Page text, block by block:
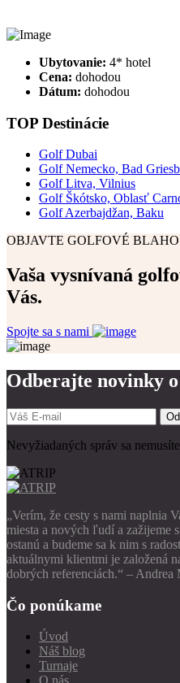
Ubytovanie: 4* hotel
Cena: dohodou
Dátum: dohodou
TOP Destinácie
Golf Dubai
Golf Nemecko, Bad
Golf Litva, Vilnius
Golf Škótsko, Oblasť
Golf Azerbajdžan, Baku
OBJAVTE GOLFOVÉ BLAHO
Vaša vysnívaná
Vás.
Spojte sa s nami
Odberajte novinky
Nevyžiadaných správ sa
„Verím, že cesty s nami naplnia
miesta a nových ľudí a zažijeme
ostanú a budeme sa k nim s
aktuálnymi klientmi je založená
dobrých referenciách.“ –
Čo ponúkame
Úvod
Náš blog
Turnaje